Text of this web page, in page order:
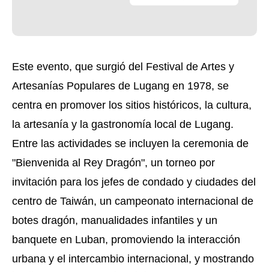
Este evento, que surgió del Festival de Artes y
Artesanías Populares de Lugang en 1978, se
centra en promover los sitios históricos, la cultura,
la artesanía y la gastronomía local de Lugang.
Entre las actividades se incluyen la ceremonia de
"Bienvenida al Rey Dragón", un torneo por
invitación para los jefes de condado y ciudades del
centro de Taiwán, un campeonato internacional de
botes dragón, manualidades infantiles y un
banquete en Luban, promoviendo la interacción
urbana y el intercambio internacional, y mostrando